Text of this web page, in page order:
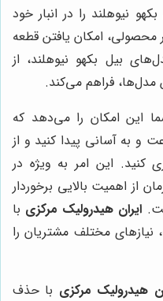
نیوهلند را در انبار خود
محصولی، امکان یافتن قطعه
بیل بکهو نیوهلند، از
فراهم می‌کند.
این امکان را می‌دهد که
و به آسانی پیدا کنید و از
کنید. این امر به ویژه در
از اهمیت بالایی برخوردار
ایران هیدرولیک مرکزی با
نیازهای مختلف مشتریان را
هیدرولیک مرکزی با حذف